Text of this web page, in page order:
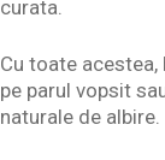
curata.
Cu toate
pe parul vopsit
naturale de albire.